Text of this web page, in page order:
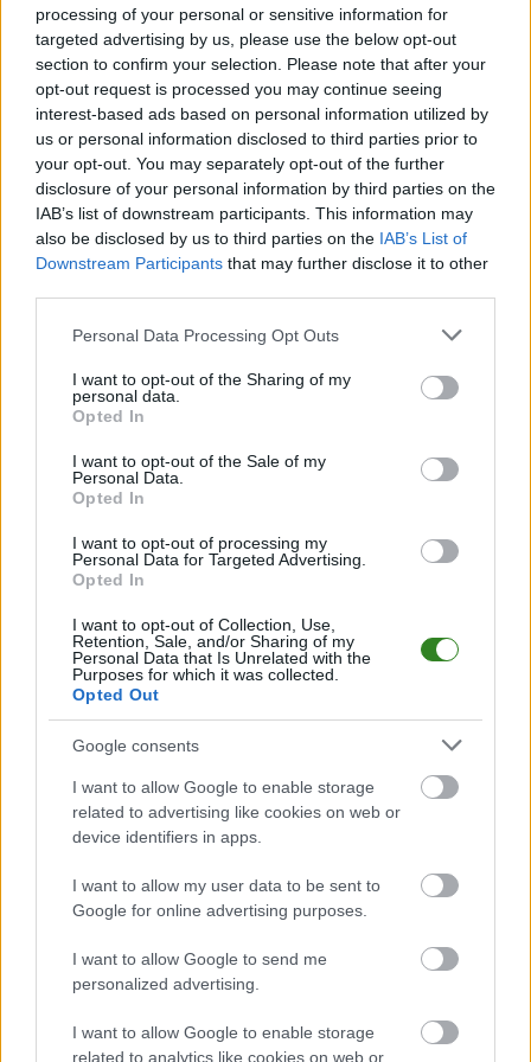
processing of your personal or sensitive information for
targeted advertising by us, please use the below opt-out
section to confirm your selection. Please note that after your
opt-out request is processed you may continue seeing
interest-based ads based on personal information utilized by
us or personal information disclosed to third parties prior to
your opt-out. You may separately opt-out of the further
disclosure of your personal information by third parties on the
IAB’s list of downstream participants. This information may
also be disclosed by us to third parties on the IAB’s List of
Downstream Participants that may further disclose it to other
Please note that this website/app uses one or more Google
not limited to your visit or usage behaviour. You may click to
grant or deny consent to Google and its third-party tags to
use your data for below specified purposes in below Google
consent section.
Personal Data Processing Opt Outs
I want to opt-out of the Sharing of my
personal data.
Opted In
I want to opt-out of the Sale of my
Personal Data.
Opted In
I want to opt-out of processing my
Personal Data for Targeted Advertising.
Opted In
I want to opt-out of Collection, Use,
Retention, Sale, and/or Sharing of my
Personal Data that Is Unrelated with the
Purposes for which it was collected.
Opted Out
Google consents
I want to allow Google to enable storage
related to advertising like cookies on web or
device identifiers in apps.
I want to allow my user data to be sent to
Google for online advertising purposes.
I want to allow Google to send me
personalized advertising.
I want to allow Google to enable storage
related to analytics like cookies on web or
Zespół Olchovii Olchowa przedstawiła plan gier kontrolnych,
jakie zaliczy przed startem rundy wiosennej. &nbsp; Drużyna
prowadzona przez trenera Aleksandra Sidorczuka jesienią
wywalczyła 19 punktów i zajmuje 9. miejsce. Dla klubu z
Olchowej to pierwszy w historii sezon na poziomie klasy o...
Czytaj więcej
Klasa O Dębica.
Trzy punkty
Sokół pokonał
2017-09-03 23:09
Victoria Czermin pokonała Wilge Widełke 3-0 w meczu
szczycie poknał Olchovię Olchową. Sensacyjnie zakończył się
mecz Stali II&nbsp;Mielec, którzy zostali rozgromieni przez
Lechię Sędziszów. &nbsp; Victoria Czermin pokonała Wild...
Czytaj więcej
Klasa O Dębica.
Sokół Kolbuszowa
Dolna wciąż na
szczycie,
Victorii Czermin
2017-08-31 11:44
Sokół Kolbuszowa Dolna pokonała beniaminka, Kolorado Wola
Chorzelowska 6-2. Stal II&nbsp;Mielec, Victoria Czermin i
Olchovia Olchowa również zainkasowały po trzy punkty. &nbsp;
Sokół Kolbuszowa Dolna pewnie pokonała Kolorado Wola
Chorzelowska 6-2. &nbsp; Kamil Adrianowicz i Łukasz Kora...